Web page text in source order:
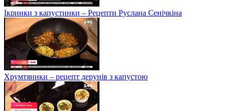
Ікринки з капустинки – Рецепти Руслана Сенічкіна
Хрумтяники – рецепт дерунів з капустою